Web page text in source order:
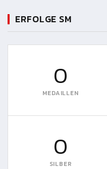
ERFOLGE SM
0
MEDAILLEN
0
SILBER